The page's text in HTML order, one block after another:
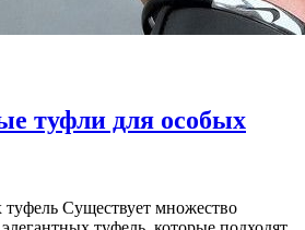
туфли для особых
Существует множество